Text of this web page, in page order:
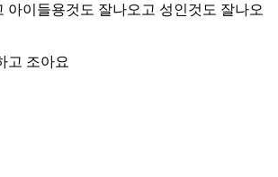
아이들용것도 잘나오고 성인것도 잘나오
고 조아요